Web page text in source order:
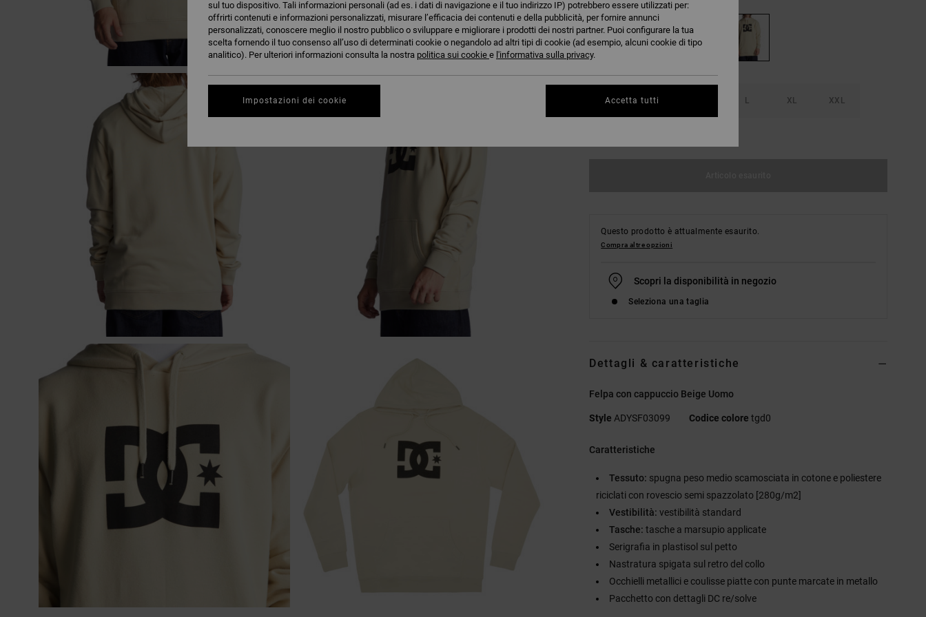
XS S L XL XXL
Questo prodotto è attualmente esaurito.
Compra altre opzioni
Scopri la disponibilità in negozio
Seleziona una taglia
Dettagli & caratteristiche
Felpa con cappuccio Beige Uomo
Style ADYSF03099 Codice colore tgd0
Caratteristiche
Tessuto: spugna peso medio scamosciata in cotone e poliestere
riciclati con rovescio semi spazzolato [280g/m2]
Vestibilità: vestibilità standard
Tasche: tasche a marsupio applicate
Serigrafia in plastisol sul petto
Nastratura spigata sul retro del collo
Occhielli metallici e coulisse piatte con punte marcate in metallo
Pacchetto con dettagli DC re/solve
sul tuo dispositivo. Tali informazioni personali (ad es. i dati di navigazione e il tuo indirizzo IP) potrebbero essere utilizzati per:
offrirti contenuti e informazioni personalizzati, misurare l’efficacia dei contenuti e della pubblicità, per fornire annunci
personalizzati, conoscere meglio il nostro pubblico o sviluppare e migliorare i prodotti dei nostri partner. Puoi configurare la tua
scelta fornendo il tuo consenso all’uso di determinati cookie o negandolo ad altri tipi di cookie (ad esempio, alcuni cookie di tipo
analitico). Per ulteriori informazioni consulta la nostra politica sui cookie e l'informativa sulla privacy.
Impostazioni dei cookie Accetta tutti